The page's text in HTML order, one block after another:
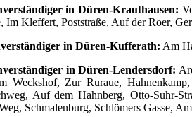
in Düren-Krauthausen:
Kleffert, Poststraße, Auf der Roer,
in Düren-Kufferath: Am
in Düren-Lendersdorf:
Weckshof, Zur Ruraue,
Auf dem Hahnberg, Otto-Suhr-
Schmalenburg, Schlömers Gasse,